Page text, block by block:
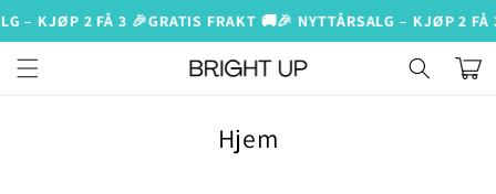
videre
til
innhold
– KJØP 2 FÅ 3 🎉GRATIS FRAKT 🚚🎉 NYTTÅRSALG – KJØP 2
P
Hjem